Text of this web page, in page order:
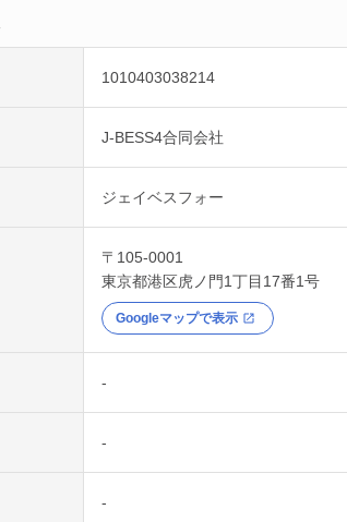
1010403038214
J-BESS4合同会社
ジェイベスフォー
〒105-0001
東京都港区虎ノ門1丁目17番1号
Googleマップで表示
-
-
-